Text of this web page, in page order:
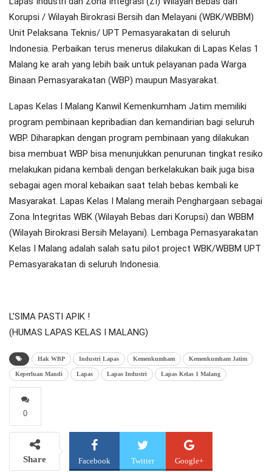
Korupsi / Wilayah Birokrasi Bersih dan Melayani (WBK/WBBM)
Unit Pelaksana Teknis/ UPT Pemasyarakatan di seluruh
Indonesia. Perbaikan terus menerus dilakukan di Lapas Kelas 1
Malang ke arah yang lebih baik untuk pelayanan pada Warga
Binaan Pemasyarakatan (WBP) maupun Masyarakat.
Lapas Kelas I Malang Kanwil Kemenkumham Jatim memiliki
program pembinaan kepribadian dan kemandirian bagi seluruh
WBP. Diharapkan dengan program pembinaan yang dilakukan
bisa membuat WBP bisa menunjukkan penurunan tingkat resiko
melakukan pidana kembali dengan berkelakukan baik juga bisa
sebagai agen moral kebaikan saat telah bebas kembali ke
Masyarakat. Lapas Kelas I Malang meraih Penghargaan sebagai
Zona Integritas WBK (Wilayah Bebas dari Korupsi) dan WBBM
(Wilayah Birokrasi Bersih Melayani). Lembaga Pemasyarakatan
Kelas I Malang adalah salah satu pilot project WBK/WBBM UPT
Pemasyarakatan di seluruh Indonesia.
L’SIMA PASTI APIK !
(HUMAS LAPAS KELAS I MALANG)
Hak WBP Industri Lapas Kemenkumham Kemenkumham Jatim
Keperluan Mandi Lapas Lapas Industri Lapas Kelas 1 Malang
0
Share Facebook Twitter Google+